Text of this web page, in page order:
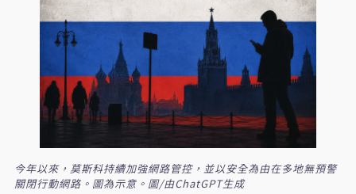
今年以來，莫斯科持續加強網路管控，並以安全為由在多地無預警
關閉行動網路。圖為示意。圖/由ChatGPT生成